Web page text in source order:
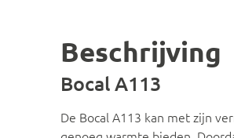
Beschrijving
Bocal A113
De Bocal A113 kan met zijn